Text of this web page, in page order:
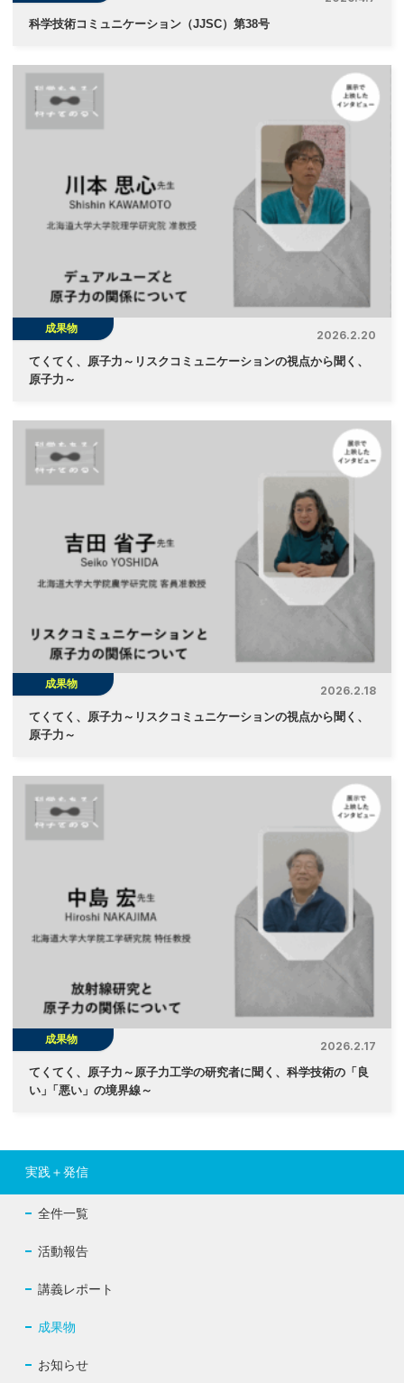
科学技術コミュニケーション（JJSC）第38号
成果物
2026.2.20
てくてく、原子力～リスクコミュニケーションの視点から聞く、
原子力～
成果物
2026.2.18
てくてく、原子力～リスクコミュニケーションの視点から聞く、
原子力～
成果物
2026.2.17
てくてく、原子力～原子力工学の研究者に聞く、科学技術の「良
い」 「悪い」の境界線～
実践＋発信
全件一覧
活動報告
講義レポート
成果物
お知らせ